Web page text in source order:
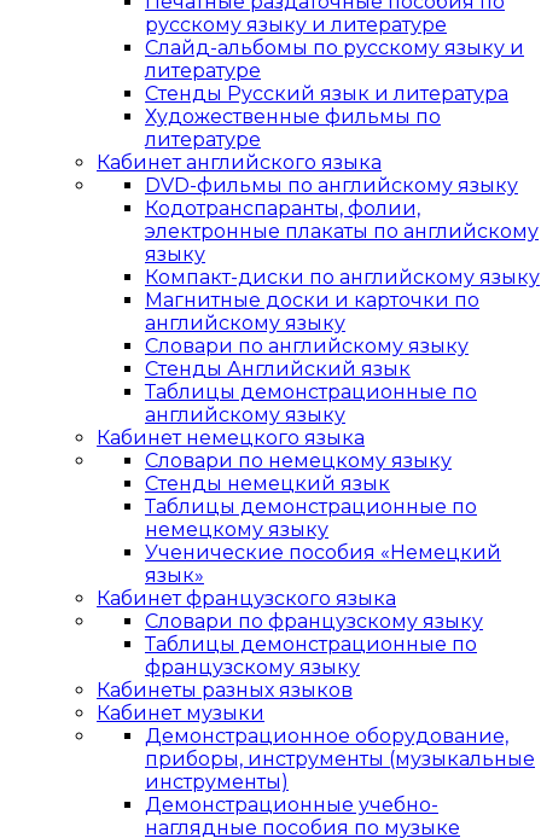
русскому языку и литературе
Слайд-альбомы по русскому языку и
литературе
Стенды Русский язык и литература
Художественные фильмы по
литературе
Кабинет английского языка
DVD-фильмы по английскому языку
Кодотранспаранты, фолии,
электронные плакаты по английскому
языку
Компакт-диски по английскому языку
Магнитные доски и карточки по
английскому языку
Словари по английскому языку
Стенды Английский язык
Таблицы демонстрационные по
английскому языку
Кабинет немецкого языка
Словари по немецкому языку
Стенды немецкий язык
Таблицы демонстрационные по
немецкому языку
Ученические пособия «Немецкий
язык»
Кабинет французского языка
Словари по французскому языку
Таблицы демонстрационные по
французскому языку
Кабинеты разных языков
Кабинет музыки
Демонстрационное оборудование,
приборы, инструменты (музыкальные
инструменты)
Демонстрационные учебно-
наглядные пособия по музыке